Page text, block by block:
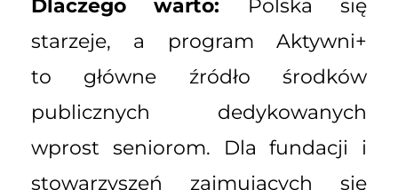
Dlaczego warto: Polska się
starzeje, a program Aktywni+
to główne źródło środków
publicznych dedykowanych
wprost seniorom. Dla fundacji i
stowarzyszeń zajmujących się